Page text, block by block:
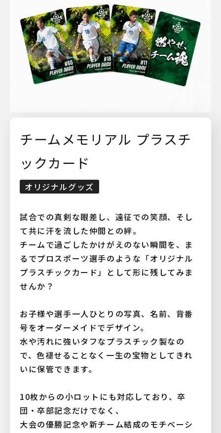
チームメモリアル プラスチ
ックカード
オリジナルグッズ
試合での真剣な眼差し、遠征での笑顔、そし
て共に汗を流した仲間との絆。
チームで過ごしたかけがえのない瞬間を、ま
るでプロスポーツ選手のような「オリジナル
プラスチックカード」として形に残してみま
せんか？
お子様や選手一人ひとりの写真、名前、背番
号をオーダーメイドでデザイン。
水や汚れに強いタフなプラスチック製なの
で、色褪せることなく一生の宝物としてきれ
いに保管できます。
10枚からの小ロットにも対応しており、卒
団・卒部記念だけでなく、
大会の優勝記念や新チーム結成のモチベーシ